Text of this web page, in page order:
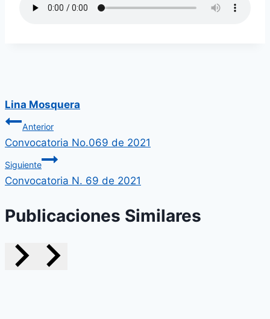
Lina Mosquera
Navegación
de
entradas
Anterior
Convocatoria No.069 de 2021
Siguiente
Convocatoria N. 69 de 2021
Publicaciones Similares